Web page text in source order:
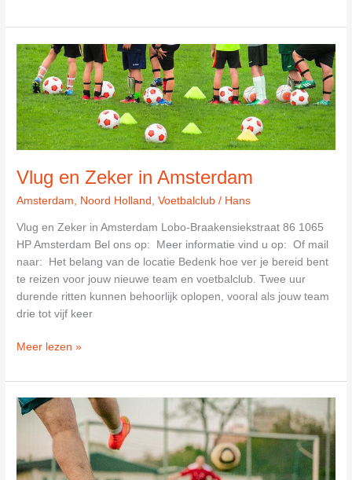
Wit
Amsterdam
in
Amsterdam
Vlug en Zeker in Amsterdam
Amsterdam, Noord Holland ,Voetbalclub / Hans
Vlug en Zeker in Amsterdam Lobo-Braakensiekstraat 86 1065
HP Amsterdam Bel ons op: Meer informatie vind u op: Of mail
naar: Het belang van de locatie Bedenk hoe ver je bereid bent
te reizen voor jouw nieuwe team en voetbalclub. Twee uur
durende ritten kunnen behoorlijk oplopen, vooral als jouw team
drie tot vijf keer
Vlug
Zeker
in
Amsterdam
Meer lezen »